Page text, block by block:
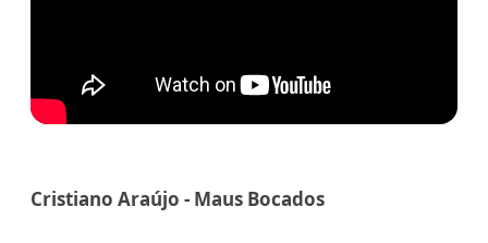
Cristiano Araújo - Maus Bocados